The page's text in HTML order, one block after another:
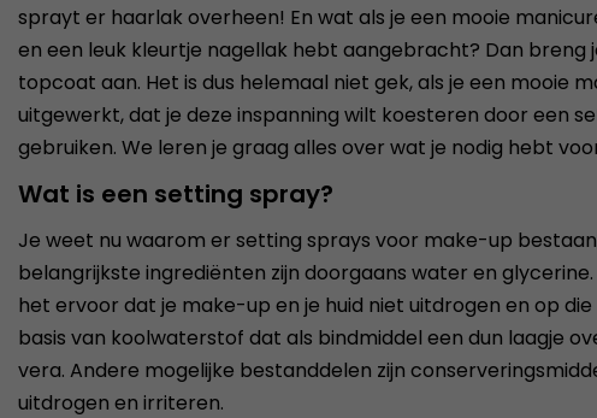
sprayt er haarlak overheen! En wat als je een mooie
en een leuk kleurtje nagellak hebt aangebracht? Dan breng
topcoat aan. Het is dus helemaal niet gek, als je een mooie
uitgewerkt, dat je deze inspanning wilt koesteren door een
gebruiken. We leren je graag alles over wat je nodig hebt
Wat is een setting spray?
Je weet nu waarom er setting sprays voor make-up
belangrijkste ingrediënten zijn doorgaans water en
het ervoor dat je make-up en je huid niet uitdrogen en op
basis van koolwaterstof dat als bindmiddel een dun laagje
vera. Andere mogelijke bestanddelen zijn
uitdrogen en irriteren.